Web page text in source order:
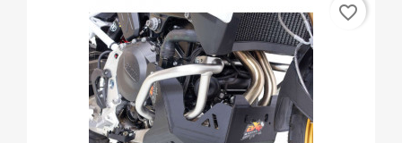
favorite_border